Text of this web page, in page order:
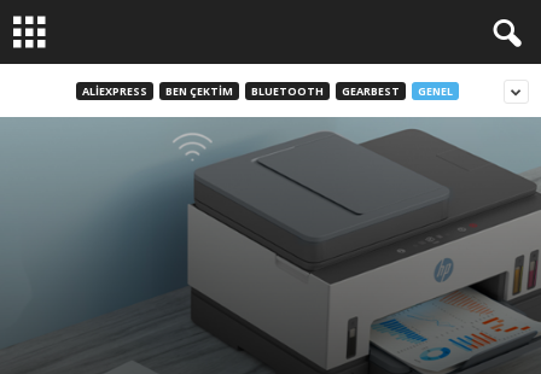
ALIEXPRESS BEN ÇEKTIM BLUETOOTH GEARBEST GENEL